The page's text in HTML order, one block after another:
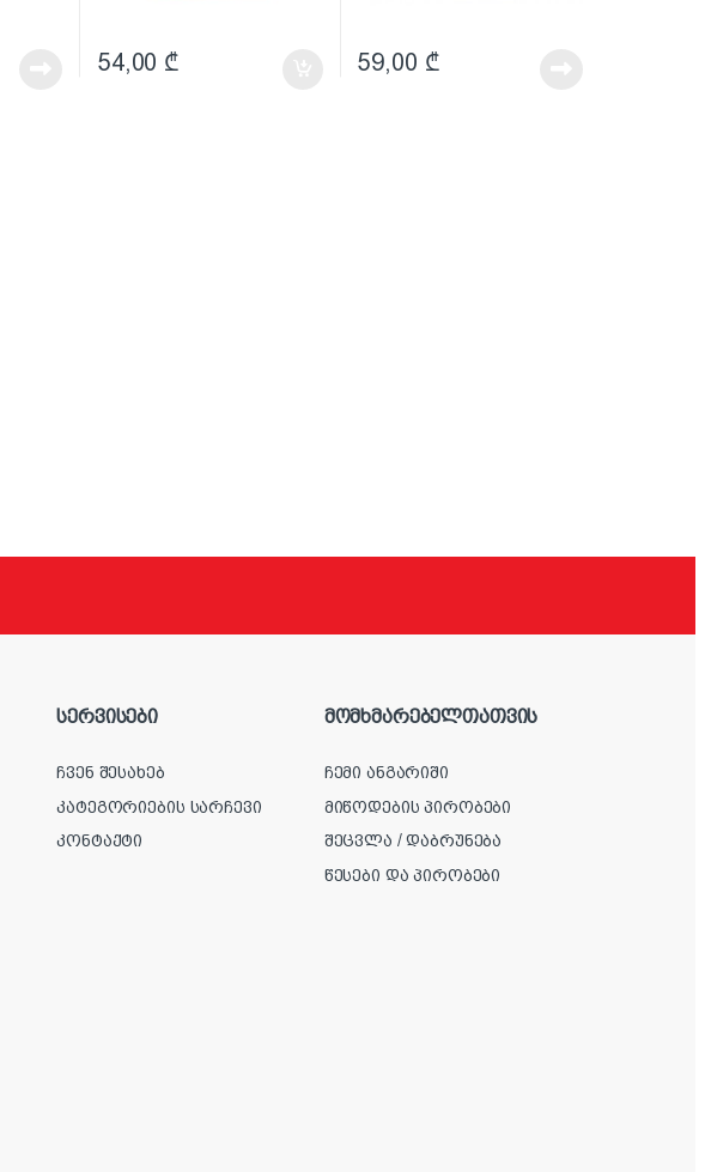
54,00 ₾ 59,00 ₾
სერვისები
ჩვენ შესახებ
კატეგორიების სარჩევი
კონტაქტი
მომხმარებელთათვის
ჩემი ანგარიში
მიწოდების პირობები
შეცვლა / დაბრუნება
წესები და პირობები